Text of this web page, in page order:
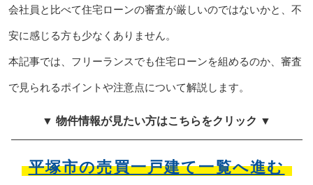
会社員と比べて住宅ローンの審査が厳しいのではないかと、不
安に感じる方も少なくありません。
本記事では、フリーランスでも住宅ローンを組めるのか、審査
で見られるポイントや注意点について解説します。
▼ 物件情報が見たい方はこちらをクリック ▼
平塚市の売買一戸建て一覧へ進む